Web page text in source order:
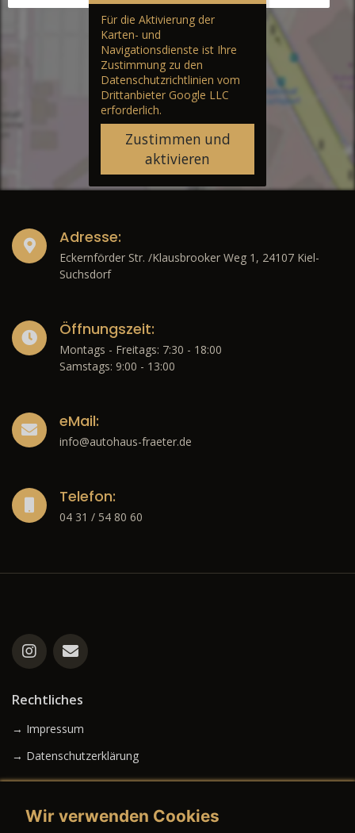
Für die Aktivierung der
Karten- und
Navigationsdienste ist Ihre
Zustimmung zu den
Datenschutzrichtlinien vom
Drittanbieter Google LLC
erforderlich.
Zustimmen und
aktivieren
Adresse:
Eckernförder Str. /Klausbrooker Weg 1, 24107 Kiel-
Suchsdorf
Öffnungszeit:
Montags - Freitags: 7:30 - 18:00
Samstags: 9:00 - 13:00
eMail:
info@autohaus-fraeter.de
Telefon:
04 31 / 54 80 60
Rechtliches
→ Impressum
→ Datenschutzerklärung
Wir verwenden Cookies